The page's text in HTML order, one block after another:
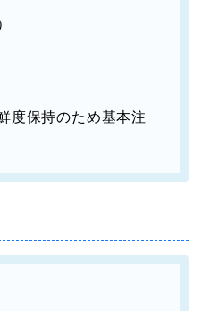
度保持のため基本注